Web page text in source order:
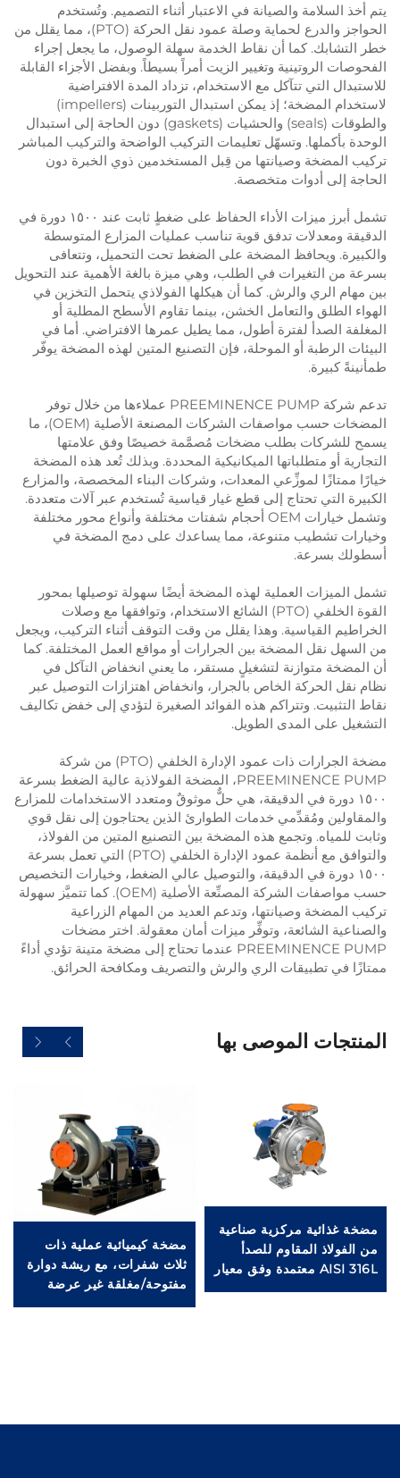
يتم أخذ السلامة والصيانة في الاعتبار أثناء التصميم. وتُستخدم
الحواجز والدرع لحماية وصلة عمود نقل الحركة (PTO)، مما يقلل من
خطر التشابك. كما أن نقاط الخدمة سهلة الوصول، ما يجعل إجراء
الفحوصات الروتينية وتغيير الزيت أمراً بسيطاً. وبفضل الأجزاء القابلة
للاستبدال التي تتآكل مع الاستخدام، تزداد المدة الافتراضية
لاستخدام المضخة؛ إذ يمكن استبدال التوربينات (impellers)
والطوقات (seals) والحشيات (gaskets) دون الحاجة إلى استبدال
الوحدة بأكملها. وتسهّل تعليمات التركيب الواضحة والتركيب المباشر
تركيب المضخة وصيانتها من قِبل المستخدمين ذوي الخبرة دون
الحاجة إلى أدوات متخصصة.
تشمل أبرز ميزات الأداء الحفاظ على ضغطٍ ثابت عند ١٥٠٠ دورة في
الدقيقة ومعدلات تدفق قوية تناسب عمليات المزارع المتوسطة
والكبيرة. ويحافظ المضخة على الضغط تحت التحميل، وتتعافى
بسرعة من التغيرات في الطلب، وهي ميزة بالغة الأهمية عند التحويل
بين مهام الري والرش. كما أن هيكلها الفولاذي يتحمل التخزين في
الهواء الطلق والتعامل الخشن، بينما تقاوم الأسطح المطلية أو
المغلفة الصدأ لفترة أطول، مما يطيل عمرها الافتراضي. أما في
البيئات الرطبة أو الموحلة، فإن التصنيع المتين لهذه المضخة يوفّر
طمأنينةً كبيرة.
تدعم شركة PREEMINENCE PUMP عملاءها من خلال توفر
المضخات حسب مواصفات الشركات المصنعة الأصلية (OEM)، ما
يسمح للشركات بطلب مضخات مُصمَّمة خصيصًا وفق علامتها
التجارية أو متطلباتها الميكانيكية المحددة. وبذلك تُعد هذه المضخة
خيارًا ممتازًا لموزِّعي المعدات، وشركات البناء المخصصة، والمزارع
الكبيرة التي تحتاج إلى قطع غيار قياسية تُستخدم عبر آلات متعددة.
وتشمل خيارات OEM أحجام شفتات مختلفة وأنواع محور مختلفة
وخيارات تشطيب متنوعة، مما يساعدك على دمج المضخة في
أسطولك بسرعة.
تشمل الميزات العملية لهذه المضخة أيضًا سهولة توصيلها بمحور
القوة الخلفي (PTO) الشائع الاستخدام، وتوافقها مع وصلات
الخراطيم القياسية. وهذا يقلل من وقت التوقف أثناء التركيب، ويجعل
من السهل نقل المضخة بين الجرارات أو مواقع العمل المختلفة. كما
أن المضخة متوازنة لتشغيلٍ مستقر، ما يعني انخفاض التآكل في
نظام نقل الحركة الخاص بالجرار، وانخفاض اهتزازات التوصيل عبر
نقاط التثبيت. وتتراكم هذه الفوائد الصغيرة لتؤدي إلى خفض تكاليف
التشغيل على المدى الطويل.
مضخة الجرارات ذات عمود الإدارة الخلفي (PTO) من شركة
PREEMINENCE PUMP، المضخة الفولاذية عالية الضغط بسرعة
١٥٠٠ دورة في الدقيقة، هي حلٌّ موثوقٌ ومتعدد الاستخدامات للمزارع
والمقاولين ومُقدِّمي خدمات الطوارئ الذين يحتاجون إلى نقل قوي
وثابت للمياه. وتجمع هذه المضخة بين التصنيع المتين من الفولاذ،
والتوافق مع أنظمة عمود الإدارة الخلفي (PTO) التي تعمل بسرعة
١٥٠٠ دورة في الدقيقة، والتوصيل عالي الضغط، وخيارات التخصيص
حسب مواصفات الشركة المصنِّعة الأصلية (OEM). كما تتميَّز سهولة
تركيب المضخة وصيانتها، وتدعم العديد من المهام الزراعية
والصناعية الشائعة، وتوفِّر ميزات أمان معقولة. اختر مضخات
PREEMINENCE PUMP عندما تحتاج إلى مضخة متينة تؤدي أداءً
ممتازًا في تطبيقات الري والرش والتصريف ومكافحة الحرائق.
المنتجات الموصى بها
مضخة غذائية مركزية صناعية
من الفولاذ المقاوم للصدأ
AISI 316L معتمدة وفق معيار
CE، وتُستخدم في قطاعات
مضخة كيميائية عملية ذات
ثلاث شفرات، مع ريشة دوارة
مفتوحة/مغلقة غير عرضة
للانسداد، وتتعامل مع أكبر